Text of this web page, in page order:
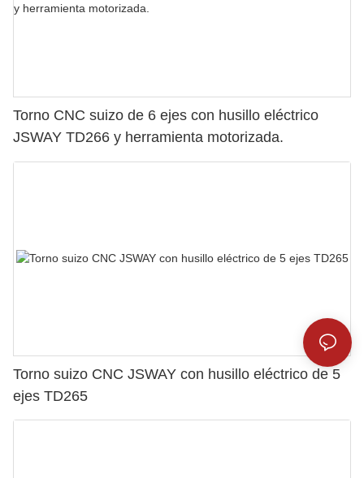
Torno CNC suizo de 6 ejes con husillo eléctrico
JSWAY TD266 y herramienta motorizada.
Torno suizo CNC JSWAY con husillo eléctrico de 5
ejes TD265